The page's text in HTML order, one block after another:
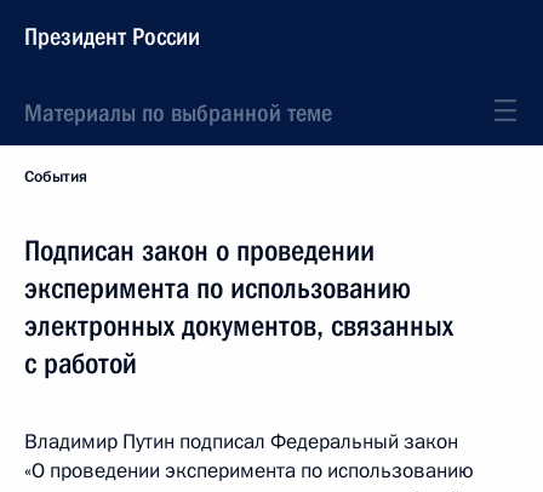
Президент России
Материалы по выбранной теме
События
Подписан закон о проведении
эксперимента по использованию
электронных документов, связанных
с работой
Владимир Путин подписал Федеральный закон
«О проведении эксперимента по использованию